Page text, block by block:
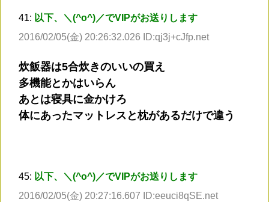
41: 以下、＼(^o^)／でVIPがお送りします
2016/02/05(金) 20:26:32.026 ID:qj3j+cJfp.net
炊飯器は5合炊きのいいの買え
多機能とかはいらん
あとは寝具に金かけろ
体にあったマットレスと枕があるだけで違う
45: 以下、＼(^o^)／でVIPがお送りします
2016/02/05(金) 20:27:16.607 ID:eeuci8qSE.net